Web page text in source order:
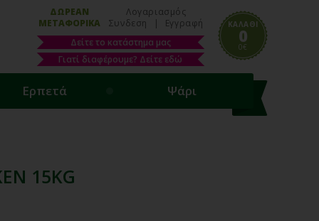
ΚΑΛΑΘΙ
0
0€
Λογαριασμός
Συνδεση
| Εγγραφή
ΔΩΡΕΑΝ
ΜΕΤΑΦΟΡΙΚΑ
Δείτε το κατάστημα μας
Γιατί διαφέρουμε? Δείτε εδώ
Ερπετά Ψάρι
15KG